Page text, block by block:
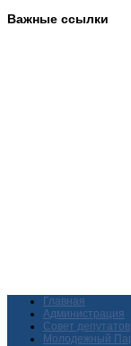
Важные ссылки
Главная
Администрация
Совет депутатов
Молодежный